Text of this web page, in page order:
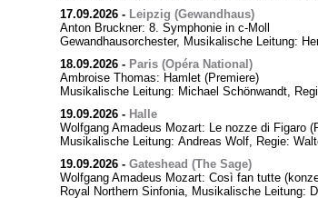
17.09.2026- Leipzig (Gewandhaus)
Anton Bruckner: 8. Symphonie in c-Moll
Gewandhausorchester, Musikalische Leitung:
18.09.2026- Paris (Opéra National)
Ambroise Thomas: Hamlet (Premiere)
Musikalische Leitung: Michael Schönwandt,
19.09.2026- Halle
Wolfgang Amadeus Mozart: Le nozze di Figaro
Musikalische Leitung: Andreas Wolf, Regie:
19.09.2026- Gateshead (The Sage)
Wolfgang Amadeus Mozart: Così fan tutte
Royal Northern Sinfonia, Musikalische Leitung: